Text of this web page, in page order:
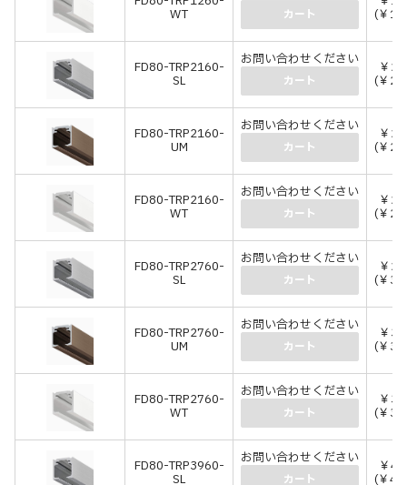
WT カート (￥
FD80-TRP2160-
SL
お問い合わせください
カート
￥
(￥
FD80-TRP2160-
UM
お問い合わせください
カート
￥
(￥
FD80-TRP2160-
WT
お問い合わせください
カート
￥
(￥
FD80-TRP2760-
SL
お問い合わせください
カート
￥
(￥
FD80-TRP2760-
UM
お問い合わせください
カート
￥
(￥
FD80-TRP2760-
WT
お問い合わせください
カート
￥
(￥
FD80-TRP3960-
SL
お問い合わせください
カート
￥
(￥